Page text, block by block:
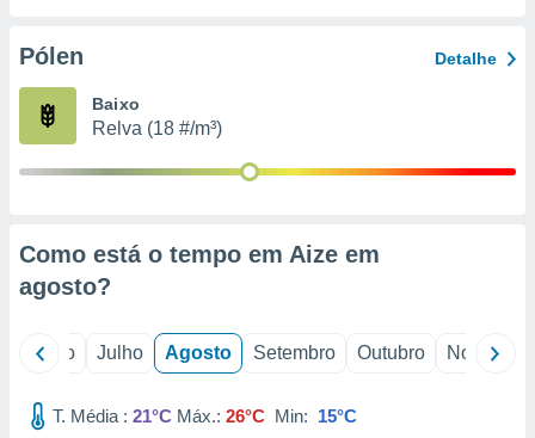
através
estudos
e
Pólen Detalhe
Baixo
Relva (18 #/m³)
Como está o tempo em Aize em
agosto?
Junho Julho Agosto Setembro Outubro Novembro
T. Média : 21°C Máx.: 26°C Min: 15°C